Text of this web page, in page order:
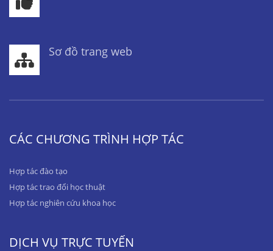
Sơ đồ trang web
CÁC CHƯƠNG TRÌNH HỢP TÁC
Hợp tác đào tạo
Hợp tác trao đổi học thuật
Hợp tác nghiên cứu khoa học
DỊCH VỤ TRỰC TUYẾN